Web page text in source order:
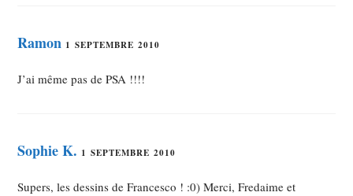
Ramon 1 SEPTEMBRE 2010
J’ai même pas de PSA !!!!
Sophie K. 1 SEPTEMBRE 2010
Supers, les dessins de Francesco ! :0) Merci, Fredaime et